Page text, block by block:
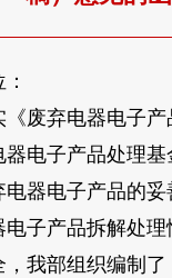
弃电器电子产
电子产品处理
器电子产品的
子产品拆解处
，我部组织编制